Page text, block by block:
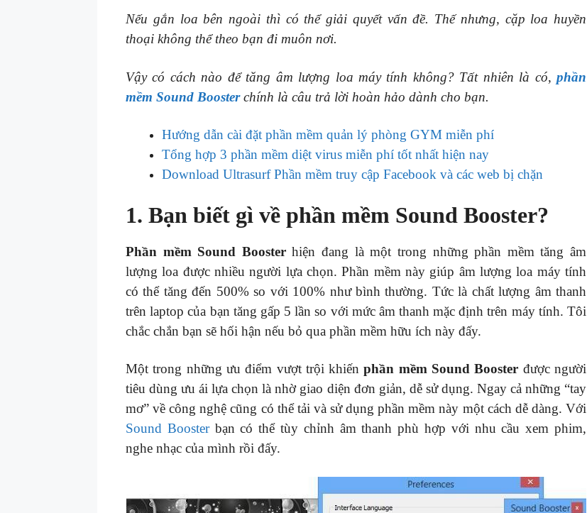
Nếu gắn loa bên ngoài thì có thể giải quyết vấn đề. Thế nhưng, cặp loa huyền
thoại không thể theo bạn đi muôn nơi.
Vậy có cách nào để tăng âm lượng loa máy tính không? Tất nhiên là có, phần
mềm Sound Boosterchính là câu trả lời hoàn hảo dành cho bạn.
Hướng dẫn cài đặt phần mềm quản lý phòng GYM miễn phí
Tổng hợp 3 phần mềm diệt virus miễn phí tốt nhất hiện nay
Download Ultrasurf Phần mềm truy cập Facebook và các web bị chặn
1. Bạn biết gì về phần mềm Sound Booster?
Phần mềm Sound Boosterhiện đang là một trong những phần mềm tăng âm
lượng loa được nhiều người lựa chọn. Phần mềm này giúp âm lượng loa máy tính
có thể tăng đến 500% so với 100% như bình thường. Tức là chất lượng âm thanh
trên laptop của bạn tăng gấp 5 lần so với mức âm thanh mặc định trên máy tính. Tôi
chắc chắn bạn sẽ hối hận nếu bỏ qua phần mềm hữu ích này đấy.
Một trong những ưu điểm vượt trội khiếnphần mềm Sound Booster được người
tiêu dùng ưu ái lựa chọn là nhờ giao diện đơn giản, dễ sử dụng. Ngay cả những “tay
mơ” về công nghệ cũng có thể tải và sử dụng phần mềm này một cách dễ dàng. Với
Sound Boosterbạn có thể tùy chỉnh âm thanh phù hợp với nhu cầu xem phim,
nghe nhạc của mình rồi đấy.